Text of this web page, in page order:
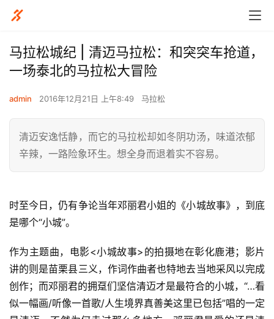
马拉松城纪 | 清迈马拉松：和突突车抢道，
一场泰北的马拉松大冒险
admin 2016年12月21日 上午8:49 马拉松
清迈安逸恬静，而它的马拉松却如冬阴功汤，味道浓郁
辛辣，一路险象环生。想全身而退着实不容易。
时至今日，仍有争论当年邓丽君小姐的《小城故事》，到底
是哪个“小城”。
作为主题曲，电影<小城故事>的拍摄地在彰化鹿港；影片
讲的则是苗栗县三义，作词作曲者也特地去当地采风以完成
创作；而邓丽君的拥趸们坚信清迈才是最符合的小城，“…看
似一幅画/听像一首歌/人生境界真善美这里已包括”唱的一定